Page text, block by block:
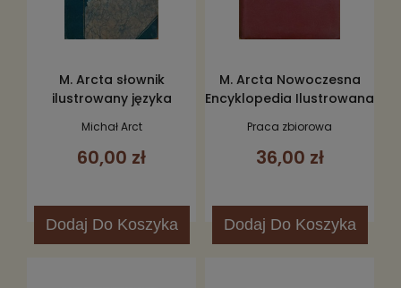
M. Arcta słownik
ilustrowany języka
Michał Arct
60,00 zł
Dodaj Do Koszyka
M. Arcta Nowoczesna
Encyklopedia Ilustrowana
Praca zbiorowa
36,00 zł
Dodaj Do Koszyka